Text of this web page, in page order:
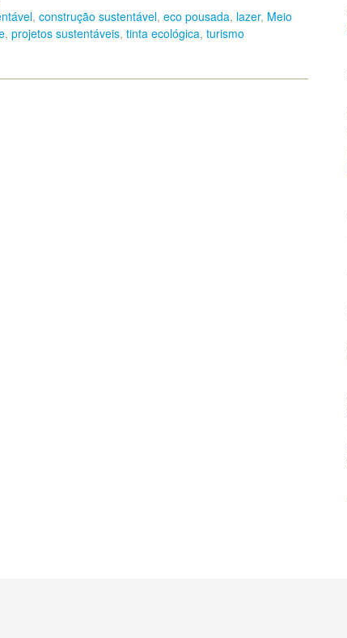
, construção sustentável, eco pousada, lazer, Meio
, projetos sustentáveis, tinta ecológica, turismo